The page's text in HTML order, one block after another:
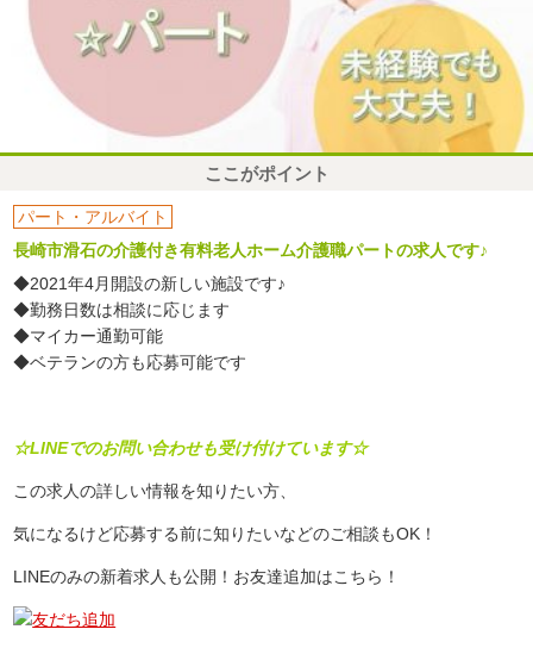
ここがポイント
パート・アルバイト
長崎市滑石の介護付き有料老人ホーム介護職パートの求人です♪
◆2021年4月開設の新しい施設です♪
◆勤務日数は相談に応じます
◆マイカー通勤可能
◆ベテランの方も応募可能です
☆LINEでのお問い合わせも受け付けています☆
この求人の詳しい情報を知りたい方、
気になるけど応募する前に知りたいなどのご相談もOK！
LINEのみの新着求人も公開！お友達追加はこちら！